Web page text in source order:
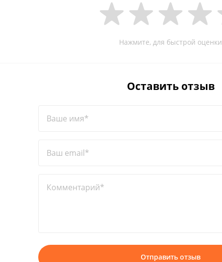
Нажмите, для быстрой оценки
Оставить отзыв
Ваше имя*
Ваш email*
Комментарий*
Отправить отзыв